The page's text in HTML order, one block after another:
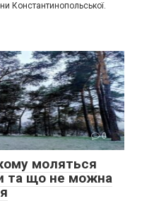
Константинопольської.
0
моляться
та що не можна